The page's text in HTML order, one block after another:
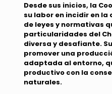
Desde sus inicios, la
su labor en incidir en
de leyes y normativas
particularidades del
diversa y desafiante.
promover una
adaptada al entorno,
productivo con la
naturales.